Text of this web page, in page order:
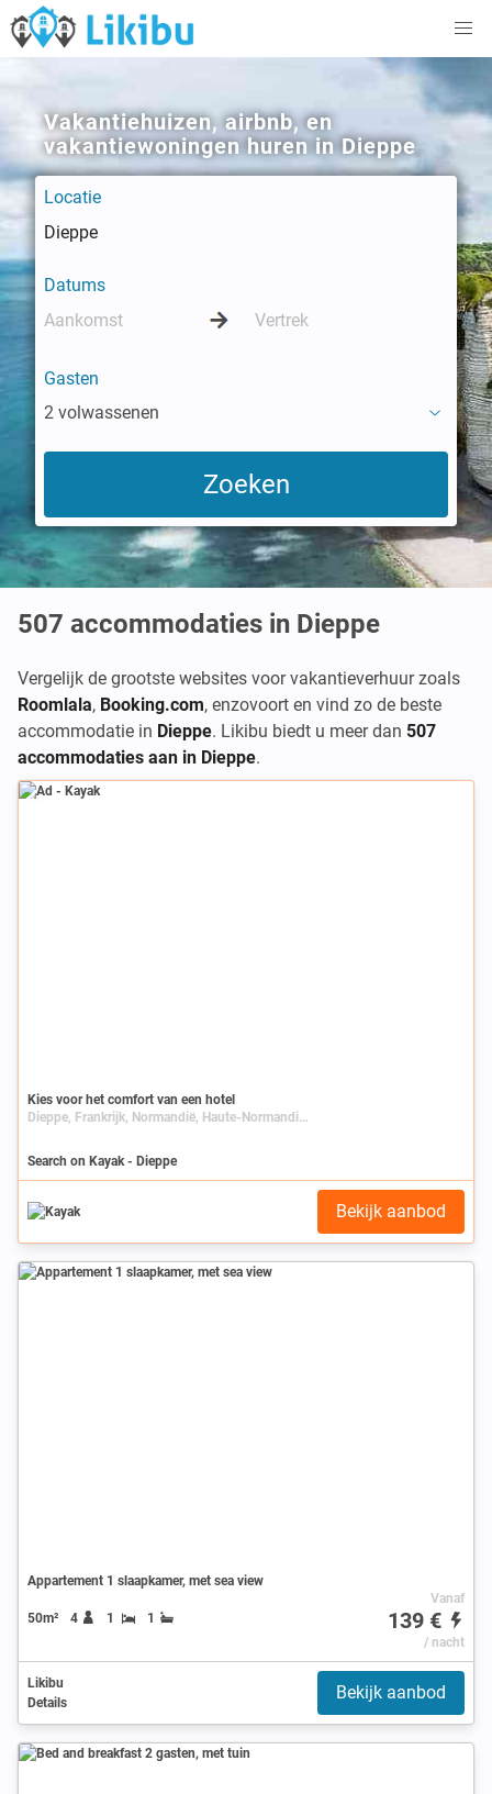
Vakantiehuizen, airbnb, en
vakantiewoningen huren in Dieppe
Locatie
Datums
Gasten
2 volwassenen
507 accommodaties in Dieppe
Vergelijk de grootste websites voor vakantieverhuur zoals
Roomlala, Booking.com, enzovoort en vind zo de beste
accommodatie in Dieppe. Likibu biedt u meer dan 507
accommodaties aan in Dieppe.
Ad
Kies voor het comfort van een hotel
Dieppe, Frankrijk, Normandië, Haute-Normandie, Seine-Maritime
Search on Kayak - Dieppe
Bekijk aanbod
Appartement 1 slaapkamer, met sea view
50m² 4 1 1
Vanaf
139 €
/ nacht
Likibu
Details
Bekijk aanbod